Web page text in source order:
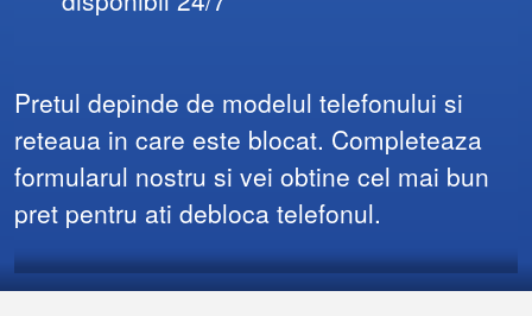
Pretul depinde de modelul telefonului si
reteaua in care este blocat. Completeaza
formularul nostru si vei obtine cel mai bun
pret pentru ati debloca telefonul.